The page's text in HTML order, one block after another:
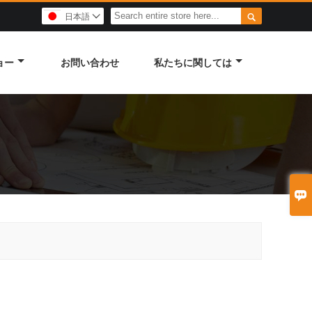


日本語 
ー お問い合わせ 私たちに関しては